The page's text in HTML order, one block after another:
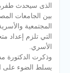
الذى سيحدث طفرة
بين الجامعات
المجتمعية
التي تلزم إعداد
الأسري.
وذكرت الدكتورة
يسلط الضوء على